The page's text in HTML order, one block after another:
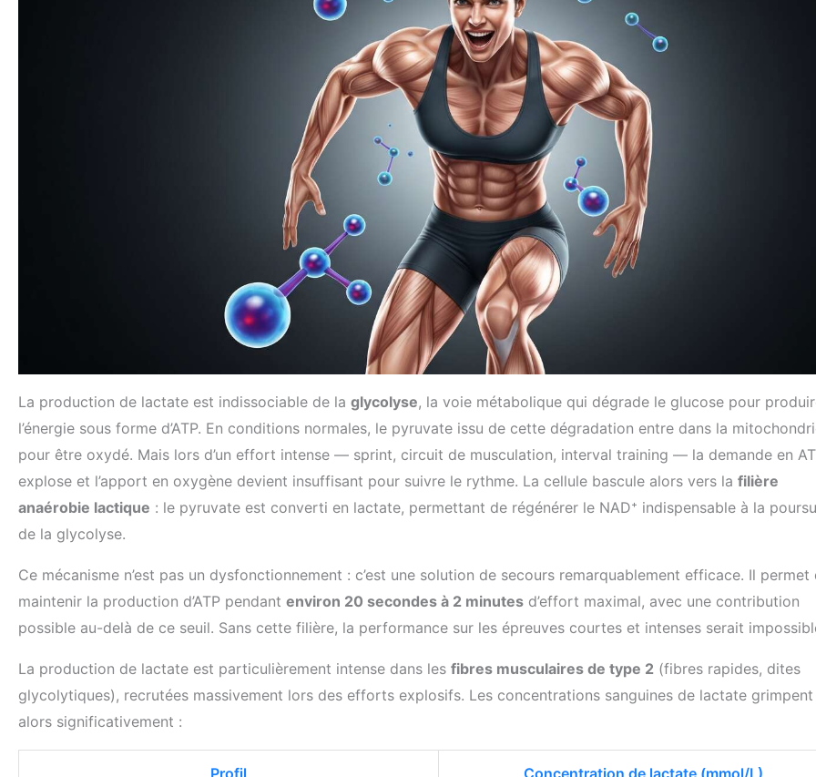
La production de lactate est indissociable de la glycolyse, la voie métabolique qui dégrade le glucose pour
l’énergie sous forme d’ATP. En conditions normales, le pyruvate issu de cette dégradation entre dans la
pour être oxydé. Mais lors d’un effort intense — sprint, circuit de musculation, interval training — la demande en
explose et l’apport en oxygène devient insuffisant pour suivre le rythme. La cellule bascule alors vers la filière
anaérobie lactique : le pyruvate est converti en lactate, permettant de régénérer le NAD⁺ indispensable à la
de la glycolyse.
Ce mécanisme n’est pas un dysfonctionnement : c’est une solution de secours remarquablement efficace. Il permet
maintenir la production d’ATP pendant environ 20 secondes à 2 minutes d’effort maximal, avec une contribution
possible au-delà de ce seuil. Sans cette filière, la performance sur les épreuves courtes et intenses serait
La production de lactate est particulièrement intense dans les fibres musculaires de type 2 (fibres rapides, dites
glycolytiques), recrutées massivement lors des efforts explosifs. Les concentrations sanguines de lactate grimpent
alors significativement :